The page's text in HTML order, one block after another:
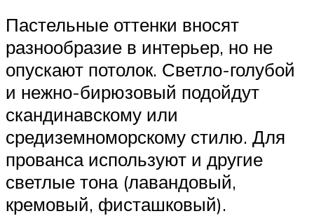
Пастельные оттенки вносят
разнообразие в интерьер, но не
опускают потолок. Светло-голубой
и нежно-бирюзовый подойдут
скандинавскому или
средиземноморскому стилю. Для
прованса используют и другие
светлые тона (лавандовый,
кремовый, фисташковый).